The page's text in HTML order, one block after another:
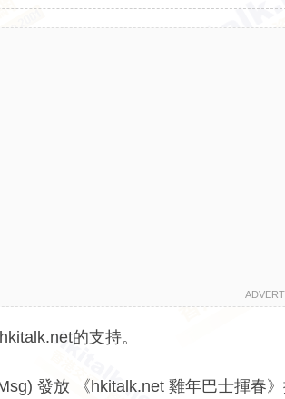
的支持。
發放 《hkitalk.net 雞年巴士揮春》